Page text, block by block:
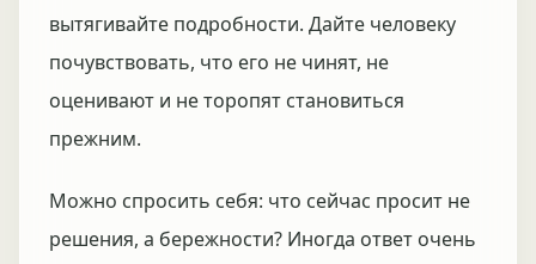
вытягивайте подробности. Дайте человеку
почувствовать, что его не чинят, не
оценивают и не торопят становиться
прежним.
Можно спросить себя: что сейчас просит не
решения, а бережности? Иногда ответ очень